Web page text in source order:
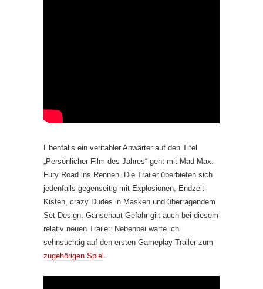
Ebenfalls ein veritabler Anwärter auf den Titel
„Persönlicher Film des Jahres“ geht mit Mad Max:
Fury Road ins Rennen. Die Trailer überbieten sich
jedenfalls gegenseitig mit Explosionen, Endzeit-
Kisten, crazy Dudes in Masken und überragendem
Set-Design. Gänsehaut-Gefahr gilt auch bei diesem
relativ neuen Trailer. Nebenbei warte ich
sehnsüchtig auf den ersten Gameplay-Trailer zum
zugehörigen Spiel .